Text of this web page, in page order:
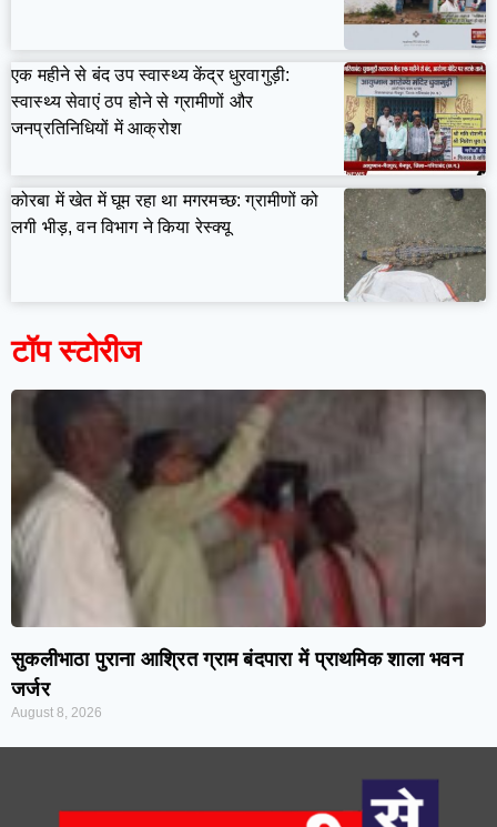
एक महीने से बंद उप स्वास्थ्य केंद्र धुरवागुड़ी:
स्वास्थ्य सेवाएं ठप होने से ग्रामीणों और
जनप्रतिनिधियों में आक्रोश
कोरबा में खेत में घूम रहा था मगरमच्छ: ग्रामीणों को
लगी भीड़, वन विभाग ने किया रेस्क्यू
टॉप स्टोरीज
सुकलीभाठा पुराना आश्रित ग्राम बंदपारा में प्राथमिक शाला भवन
जर्जर
August 8, 2026